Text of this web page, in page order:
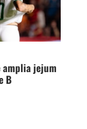
amplia jejum
B